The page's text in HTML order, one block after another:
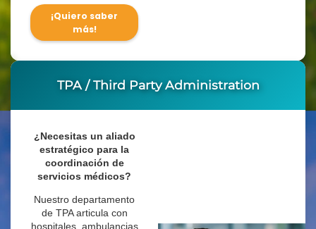
¡Quiero saber
más!
TPA / Third Party Administration
¿Necesitas un aliado
estratégico para la
coordinación de
servicios médicos?
Nuestro departamento
de TPA articula con
hospitales, ambulancias